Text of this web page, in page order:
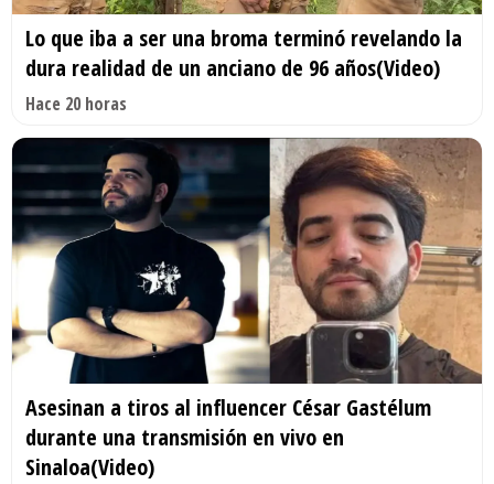
Lo que iba a ser una broma terminó revelando la
dura realidad de un anciano de 96 años(Video)
Hace 20 horas
Asesinan a tiros al influencer César Gastélum
durante una transmisión en vivo en
Sinaloa(Video)